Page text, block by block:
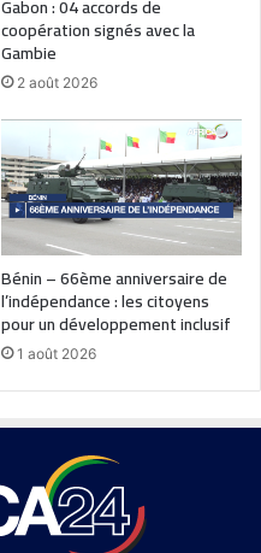
Gabon : 04 accords de
coopération signés avec la
Gambie
2 août 2026
Bénin – 66ème anniversaire de
l’indépendance : les citoyens
pour un développement inclusif
1 août 2026